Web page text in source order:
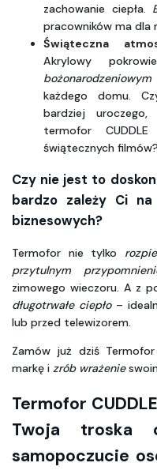
zachowanie ciepła.
pracowników ma dla
Świąteczna
Akrylowy
bożonarodzeniowym
każdego domu.
bardziej
termofor
świątecznych filmów?
Czy nie jest to
bardzo zależy Ci na
biznesowych?
Termofor nie tylko
przytulnym
zimowego wieczoru. A z
długotrwałe ciepło –
lub przed telewizorem.
Zamów już dziś Termofor
markę i zrób wrażenie
Termofor
Twoja
samopoczucie